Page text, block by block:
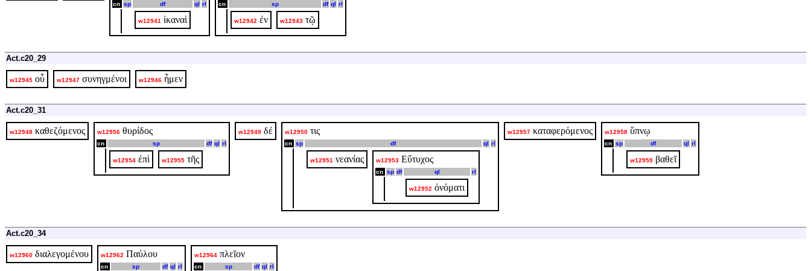
cn sp df ql rl
w12941 ἱκαναὶ
cn sp df ql rl
w12942 ἐν w12943 τῷ
Act.c20_29
w12945 οὗ w12947 συνηγμένοι w12946 ἦμεν
Act.c20_31
w12948 καθεζόμενος w12956 θυρίδος
cn sp df ql rl
w12954 ἐπὶ w12955 τῆς
w12949 δέ w12950 τις
cn sp df ql rl
w12951 νεανίας w12953 Εὔτυχος
cn sp df ql rl
w12952 ὀνόματι
w12957 καταφερόμενος w12958 ὕπνῳ
cn sp df ql rl
w12959 βαθεῖ
Act.c20_34
w12960 διαλεγομένου w12962 Παύλου
cn sp df ql rl
w12964 πλεῖον
cn sp df ql rl